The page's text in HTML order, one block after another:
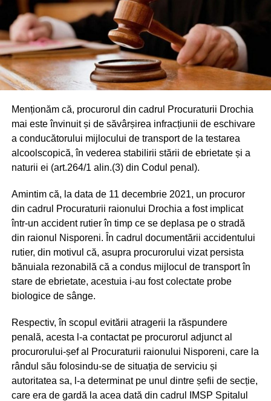
Menționăm că, procurorul din cadrul Procuraturii Drochia
mai este învinuit și de săvârșirea infracțiunii de eschivare
a conducătorului mijlocului de transport de la testarea
alcoolscopică, în vederea stabilirii stării de ebrietate și a
naturii ei (art.264/1 alin.(3) din Codul penal).
Amintim că, la data de 11 decembrie 2021, un procuror
din cadrul Procuraturii raionului Drochia a fost implicat
într-un accident rutier în timp ce se deplasa pe o stradă
din raionul Nisporeni. În cadrul documentării accidentului
rutier, din motivul că, asupra procurorului vizat persista
bănuiala rezonabilă că a condus mijlocul de transport în
stare de ebrietate, acestuia i-au fost colectate probe
biologice de sânge.
Respectiv, în scopul evitării atragerii la răspundere
penală, acesta l-a contactat pe procurorul adjunct al
procurorului-șef al Procuraturii raionului Nisporeni, care la
rândul său folosindu-se de situația de serviciu și
autoritatea sa, l-a determinat pe unul dintre șefii de secție,
care era de gardă la acea dată din cadrul IMSP Spitalul